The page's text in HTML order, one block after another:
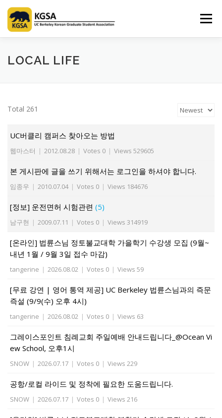
content
Menu
HOME ABOUT US
LOCAL LIFE
Total 261
UC버클리 캠퍼스 찾아오는 방법
웹마스터 | 2012.08.28 | Votes 0 | Views 529605
본 게시판에 글을 쓰기 위해서는 로그인을 하셔야 합니다.
임종우 | 2010.07.04 | Votes 0 | Views 184676
[정보] 운전면허 시험관련 (5)
남구현 | 2009.07.11 | Votes 0 | Views 314919
[온라인] 법륜스님 정토불교대학 가을학기 수강생 모집 (9월~
내년 1월 / 9월 3일 접수 마감)
tangerine | 2026.08.02 | Votes 0 | Views 59
[무료 강연 | 영어 통역 제공] UC Berkeley 법륜스님과의 즉문
즉설 (9/9(수) 오후 4시)
tangerine | 2026.08.02 | Votes 0 | Views 63
그레이스포인트 침례교회 주일예배 안내드립니다_@Ocean Vi
ew School, 오후1시
SNOW | 2026.07.17 | Votes 0 | Views 229
공항/로컬 라이드 및 정착에 필요한 도움드립니다.
SNOW | 2026.07.17 | Votes 0 | Views 216